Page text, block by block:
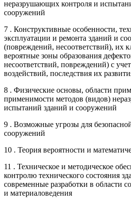
неразрушающих контроля и
сооружений
7 . Конструктивные особенности,
эксплуатации и ремонта зданий и
(повреждений, несоответствий), их
вероятные зоны образования
несоответствий, повреждений) с
воздействий, последствия их
8 . Физические основы, области
применимости методов (видов)
испытаний зданий и сооружений
9 . Возможные угрозы для
сооружений
10 . Теория вероятности и
11 . Техническое и методическое
контролю технического состояния
современные разработки в области
и материаловедения